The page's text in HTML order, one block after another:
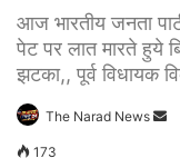
आज भारतीय जनता
पेट पर लात मारते हुये
झटका,, पूर्व विधायक
The Narad News
173